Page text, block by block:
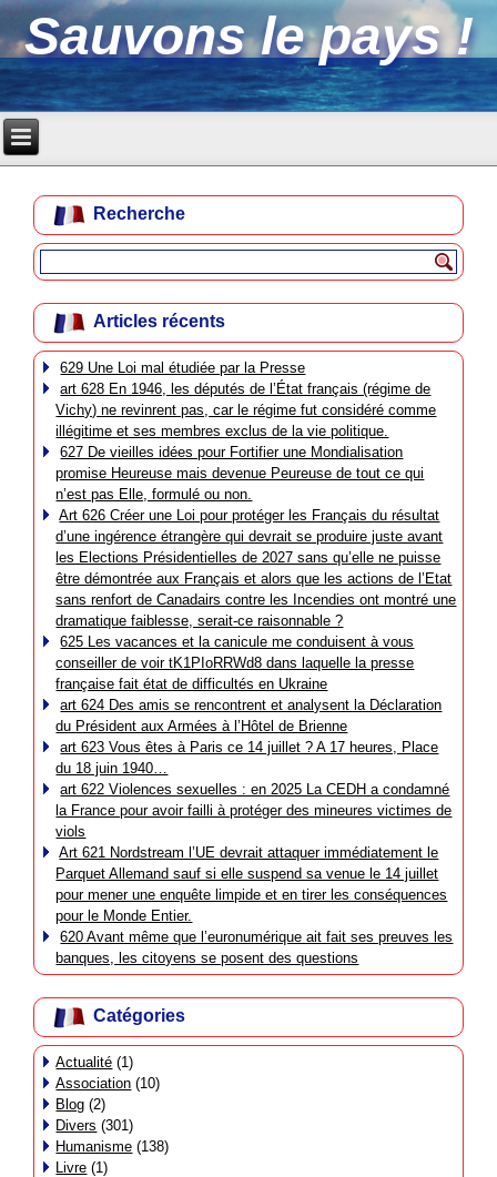
Sauvons le pays !
Recherche
Articles récents
629 Une Loi mal étudiée par la Presse
art 628 En 1946, les députés de l’État français (régime de
Vichy) ne revinrent pas, car le régime fut considéré comme
illégitime et ses membres exclus de la vie politique.
627 De vieilles idées pour Fortifier une Mondialisation
promise Heureuse mais devenue Peureuse de tout ce qui
n’est pas Elle, formulé ou non.
Art 626 Créer une Loi pour protéger les Français du résultat
d’une ingérence étrangère qui devrait se produire juste avant
les Elections Présidentielles de 2027 sans qu’elle ne puisse
être démontrée aux Français et alors que les actions de l’Etat
sans renfort de Canadairs contre les Incendies ont montré une
dramatique faiblesse, serait-ce raisonnable ?
625 Les vacances et la canicule me conduisent à vous
conseiller de voir tK1PIoRRWd8 dans laquelle la presse
française fait état de difficultés en Ukraine
art 624 Des amis se rencontrent et analysent la Déclaration
du Président aux Armées à l’Hôtel de Brienne
art 623 Vous êtes à Paris ce 14 juillet ? A 17 heures, Place
du 18 juin 1940…
art 622 Violences sexuelles : en 2025 La CEDH a condamné
la France pour avoir failli à protéger des mineures victimes de
viols
Art 621 Nordstream l’UE devrait attaquer immédiatement le
Parquet Allemand sauf si elle suspend sa venue le 14 juillet
pour mener une enquête limpide et en tirer les conséquences
pour le Monde Entier.
620 Avant même que l’euronumérique ait fait ses preuves les
banques, les citoyens se posent des questions
Catégories
Actualité (1)
Association (10)
Blog (2)
Divers (301)
Humanisme (138)
Livre (1)